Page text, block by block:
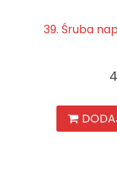
39. Śruba